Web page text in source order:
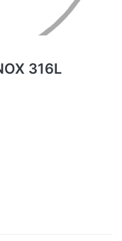
316L